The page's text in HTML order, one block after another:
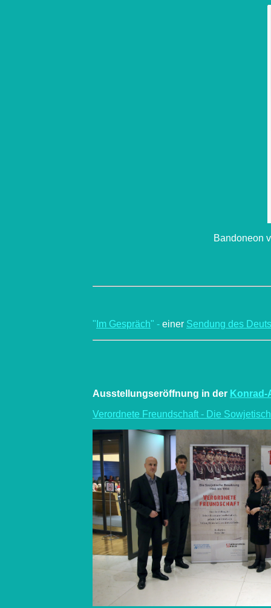
Bandoneon
" Im Gespräch" - einer Sendung des
Ausstellungseröffnung in der Konrad-
Verordnete Freundschaft - Die